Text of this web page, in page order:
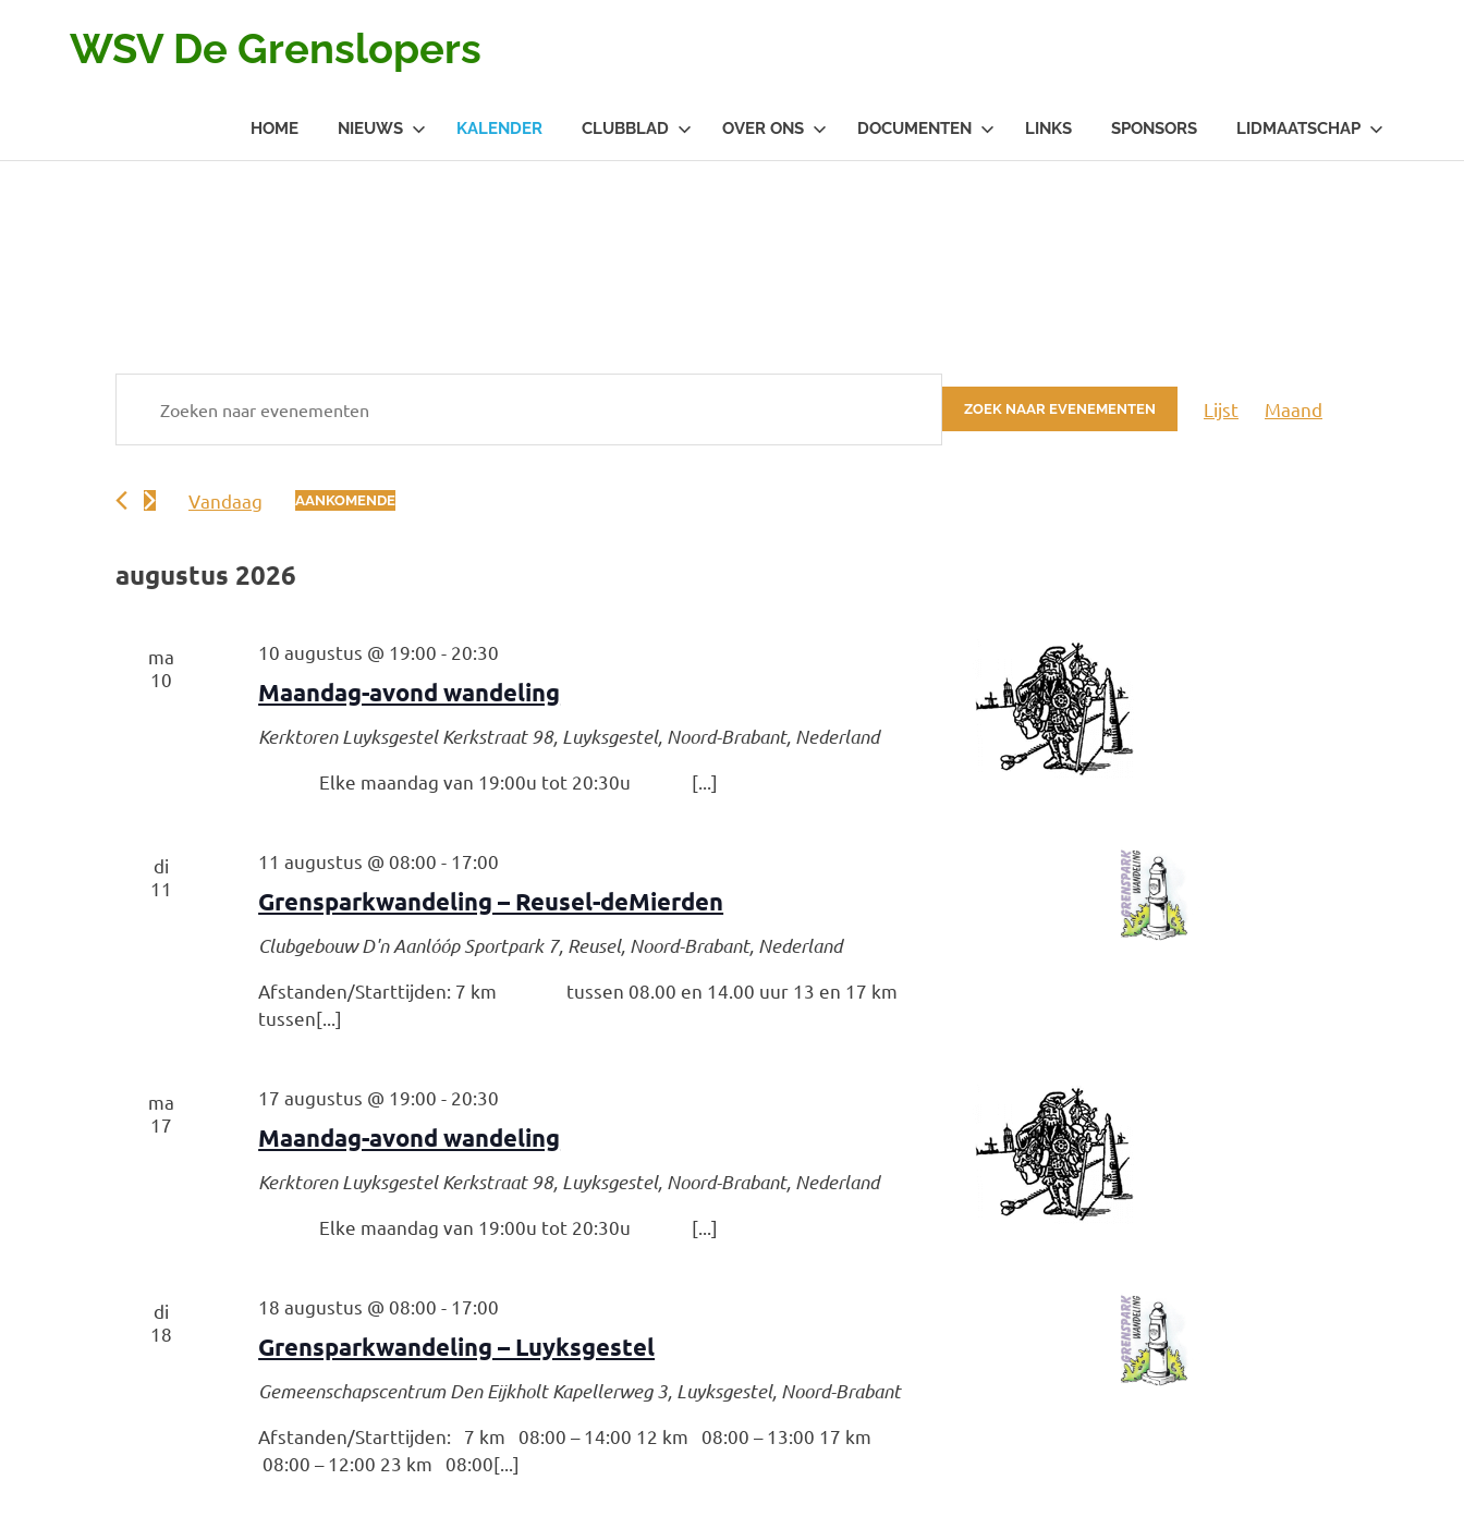
WSV De Grenslopers
HOME NIEUWS KALENDER CLUBBLAD OVER ONS DOCUMENTEN LINKS SPONSORS LIDMAATSCHAP
Evenementen
Evenementen
Zoeken
en
navigatie
keyword
Zoek
Evenementen
met
ZOEK NAAR EVENEMENTEN
weergaven
Lijst Maand
Vandaag AANKOMENDE
datum.
augustus 2026
ma
10
Maandag-avond wandeling
10 augustus @ 19:00 - 20:30
Kerktoren LuyksgestelKerkstraat 98, Luyksgestel, Noord-Brabant, Nederland
Elke maandag van 19:00u tot 20:30u [...]
di
11
Grensparkwandeling – Reusel-deMierden
11 augustus @ 08:00 - 17:00
Clubgebouw D'n AanlóópSportpark 7, Reusel, Noord-Brabant, Nederland
Afstanden/Starttijden: 7 km tussen 08.00 en 14.00 uur 13 en 17 km
tussen[...]
ma
17
Maandag-avond wandeling
17 augustus @ 19:00 - 20:30
Kerktoren LuyksgestelKerkstraat 98, Luyksgestel, Noord-Brabant, Nederland
Elke maandag van 19:00u tot 20:30u [...]
di
18
Grensparkwandeling – Luyksgestel
18 augustus @ 08:00 - 17:00
Gemeenschapscentrum Den EijkholtKapellerweg 3, Luyksgestel, Noord-Brabant
Afstanden/Starttijden: 7 km 08:00 – 14:00 12 km 08:00 – 13:00 17 km
08:00 – 12:00 23 km 08:00[...]